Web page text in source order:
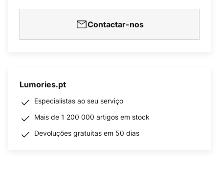
Contactar-nos
Lumories.pt
Especialistas ao seu serviço
Mais de 1 200 000 artigos em stock
Devoluções gratuitas em 50 dias